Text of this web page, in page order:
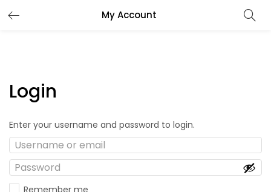
My Account
Login
Enter your username and password to login.
Remember me